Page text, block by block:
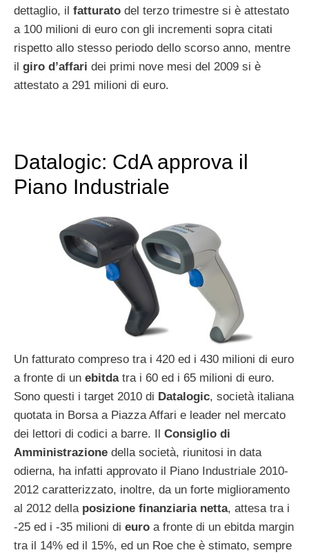
dettaglio, il fatturato del terzo trimestre si è attestato
a 100 milioni di euro con gli incrementi sopra citati
rispetto allo stesso periodo dello scorso anno, mentre
il giro d’affari dei primi nove mesi del 2009 si è
attestato a 291 milioni di euro.
Datalogic: CdA approva il
Piano Industriale
Un fatturato compreso tra i 420 ed i 430 milioni di euro
a fronte di un ebitdatra i 60 ed i 65 milioni di euro.
Sono questi i target 2010 di Datalogic, società italiana
quotata in Borsa a Piazza Affari e leader nel mercato
dei lettori di codici a barre. Il Consiglio di
Amministrazione della società, riunitosi in data
odierna, ha infatti approvato il Piano Industriale 2010-
2012 caratterizzato, inoltre, da un forte miglioramento
al 2012 della posizione finanziaria netta, attesa tra i
-25 ed i -35 milioni di euro a fronte di un ebitda margin
tra il 14% ed il 15%, ed un Roe che è stimato, sempre